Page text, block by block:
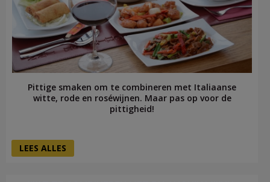
Pittige smaken om te combineren met Italiaanse
witte, rode en roséwijnen. Maar pas op voor de
pittigheid!
LEES ALLES